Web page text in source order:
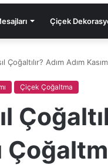
Çiçek
Çoğaltılır? Adım Adım
Çiçek Çoğaltma